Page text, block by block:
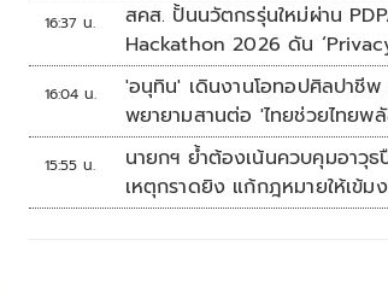
16:37 น.
สคส. ปั้นนวัตกรรุ่นใหม่ผ่าน
Hackathon 2026 ดัน
Design for all’ สู่โซลูชันคุ้มคร
ข้อมูลส่วนบุคคลที่ใช้ได้จริง
16:04 น.
'อนุทิน' เดินงานโอทอปศิลปาชีพ
พยายามสานต่อ 'ไทยช่วยไทยพ
2'
15:55 น.
นายกฯ ย้ำต้องเน้นควบคุมอาวุ
เหตุกราดยิง แก้กฎหมายให้เข้
ด่านตรวจเพิ่ม